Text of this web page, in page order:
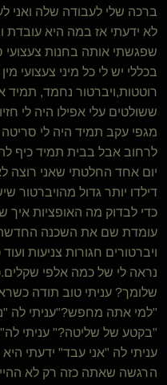
ברכה שלי לעבודה שלה ואני
לא ידעתי אז במה היא עובדת
שפגשתי אותה בחנות צעצועי
בכללי יש לי כל מיני צעצועי
רוטטות,ויברטור נחמד, תמיד
ששולטים עלי אפילו היה לי
מגפי עקב תמיד היה לי
לרחוב אבל בבית תמיד כיף
יום אחד החלטתי שאני רוצה
דילדו יותר גדול מהויברטור
כדי לבדוק מה האופציות איך
עומדת שם את השכנה החדשה
ויברטורים חגורות צניעות
נראה לי של כמה אלפי
שלומך? עניתי טוב תודה
"למי אתה מחפש?"עניתי לה
"בקטע של שליטה?" עניתי
עניתי לה "אני עבד" ידעתי
הרגשה שאתה כזה רק לא